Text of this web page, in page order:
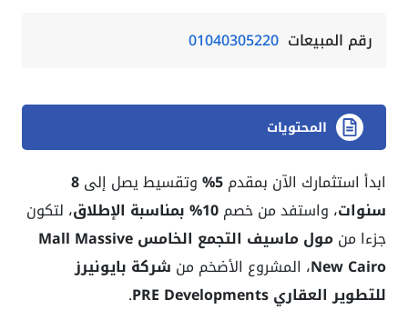
رقم المبيعات 01040305220
المحتويات
ابدأ استثمارك الآن بمقدم5% وتقسيط يصل إلى8
سنوات، واستفد من خصم10% بمناسبة الإطلاق
، لتكون
جزءا من
مول ماسيف التجمع الخامس Mall Massive
New Cairo، المشروع الأضخم من شركة بايونيرز
للتطوير العقاري PRE Developments
.